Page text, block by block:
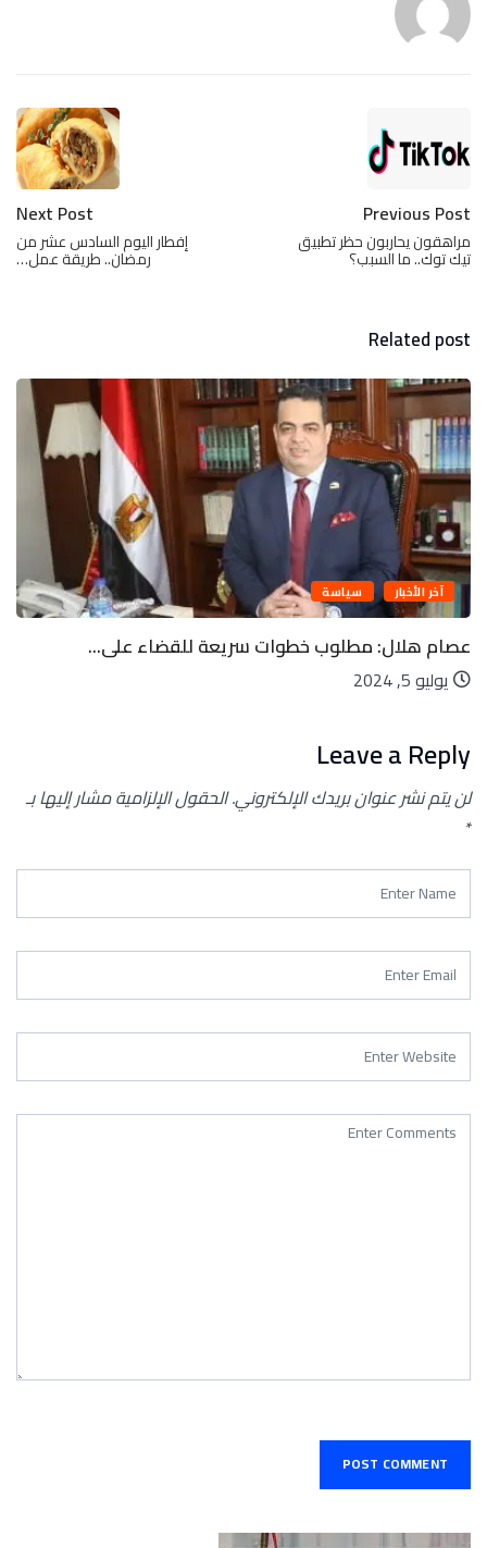
Previous Post
مراهقون يحاربون حظر تطبيق
تيك توك.. ما السبب؟
Next Post
إفطار اليوم السادس عشر من
رمضان.. طريقة عمل…
Related post
آخر الأخبار سياسة
عصام هلال: مطلوب خطوات سريعة للقضاء على...
يوليو 5, 2024
Leave a Reply
لن يتم نشر عنوان بريدك الإلكتروني.الحقول الإلزامية مشار إليها بـ
*